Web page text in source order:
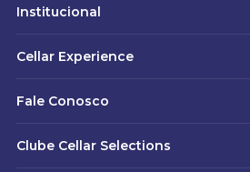
Institucional
Cellar Experience
Fale Conosco
Clube Cellar Selections